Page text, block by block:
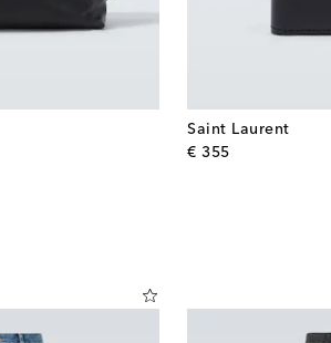
Saint Laurent
€ 355original price